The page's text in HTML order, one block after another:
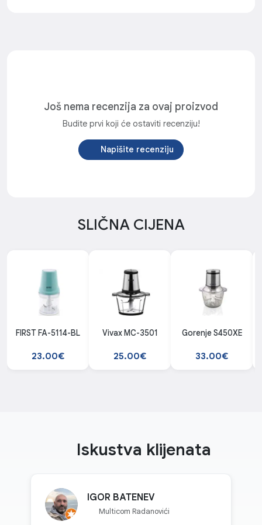
Još nema recenzija za ovaj proizvod
Budite prvi koji će ostaviti recenziju!
Napišite recenziju
SLIČNA CIJENA
FIRST FA-5114-BL
23.00€
Vivax MC-3501
25.00€
Gorenje S450XE
33.00€
Iskustva klijenata
IGOR BATENEV
Multicom Radanovići